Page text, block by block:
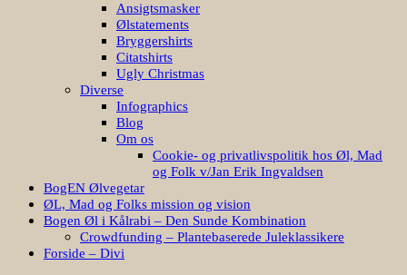
Ansigtsmasker
Ølstatements
Bryggershirts
Citatshirts
Ugly Christmas
Diverse
Infographics
Blog
Om os
Cookie- og privatlivspolitik hos Øl, Mad
og Folk v/Jan Erik Ingvaldsen
BogEN Ølvegetar
ØL, Mad og Folks mission og vision
Bogen Øl i Kålrabi – Den Sunde Kombination
Crowdfunding – Plantebaserede Juleklassikere
Forside – Divi